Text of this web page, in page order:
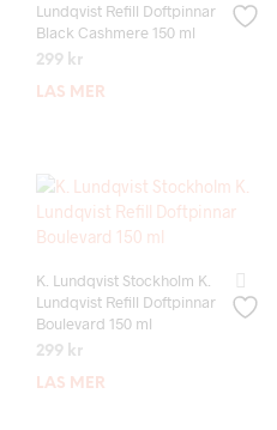
Lundqvist Refill Doftpinnar
Black Cashmere 150 ml
299 kr
LÄS MER
K. Lundqvist Stockholm K.
Lundqvist Refill Doftpinnar
Boulevard 150 ml
299 kr
LÄS MER